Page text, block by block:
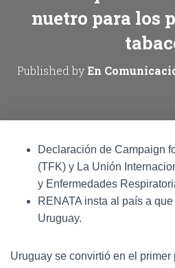
nuetro para los
Published byEn
Declaración de Campaign
(TFK) y La Unión
y Enfermedades
RENATA insta al país a
Uruguay.
Uruguay se convirtió en el primer